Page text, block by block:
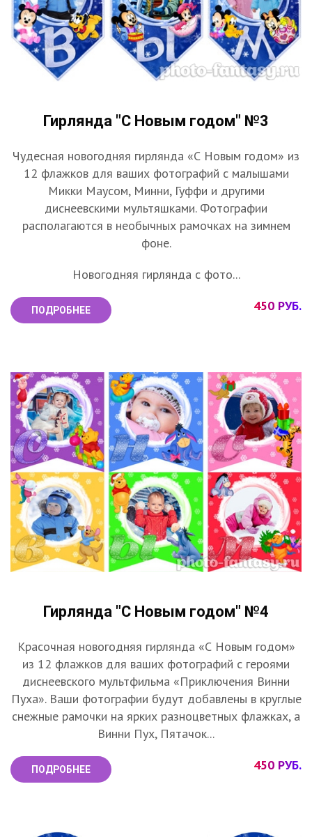
Гирлянда "С Новым годом" №3
Чудесная новогодняя гирлянда «С Новым годом» из
12 флажков для ваших фотографий с малышами
Микки Маусом, Минни, Гуффи и другими
диснеевскими мультяшками. Фотографии
располагаются в необычных рамочках на зимнем
фоне.
Новогодняя гирлянда с фото...
ПОДРОБНЕЕ 450 РУБ.
Гирлянда "С Новым годом" №4
Красочная новогодняя гирлянда «С Новым годом»
из 12 флажков для ваших фотографий с героями
диснеевского мультфильма «Приключения Винни
Пуха». Ваши фотографии будут добавлены в круглые
снежные рамочки на ярких разноцветных флажках, а
Винни Пух, Пятачок...
ПОДРОБНЕЕ 450 РУБ.